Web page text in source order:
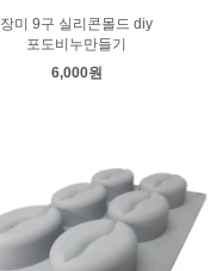
장미 9구 실리콘몰드 diy
포도비누만들기
6,000원